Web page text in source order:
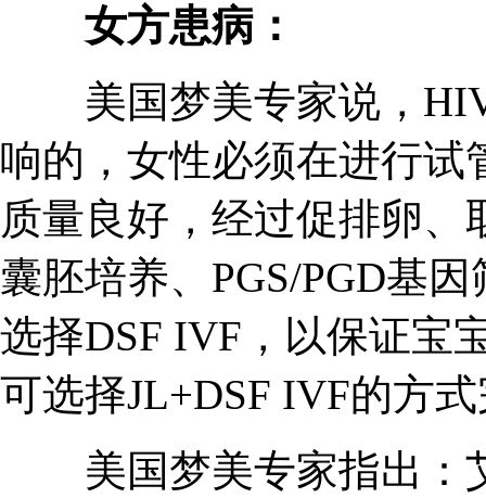
女方患病：
美国梦美专家说，HIV
响的，女性必须在进行试
质量良好，经过促排卵
囊胚培养、PGS/PGD基
选择DSF IVF，以保证宝
可选择JL+DSF IVF的方
美国梦美专家指出：